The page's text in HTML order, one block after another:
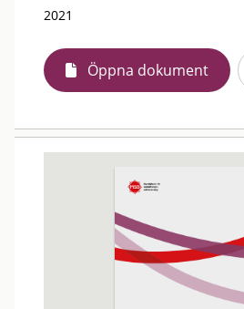
2021
Öppna dokument